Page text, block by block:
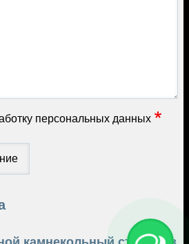
персональных данных